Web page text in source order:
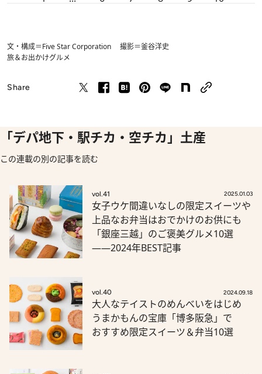
文・構成＝Five Star Corporation 撮影＝釜谷洋史
旅＆お出かけグルメ
Share
「デパ地下・駅チカ・空チカ」土産
この連載の別の記事を読む
vol.41 2025.01.03
女子ウケ間違いなしの限定スイーツや
上品なお弁当はおでかけのお供にも
「銀座三越」のご褒美グルメ10選
――2024年BEST記事
vol.40 2024.09.18
大人なテイストのめんべいをはじめ
うまかもんの宝庫「博多阪急」で
おすすめ限定スイーツ＆弁当10選